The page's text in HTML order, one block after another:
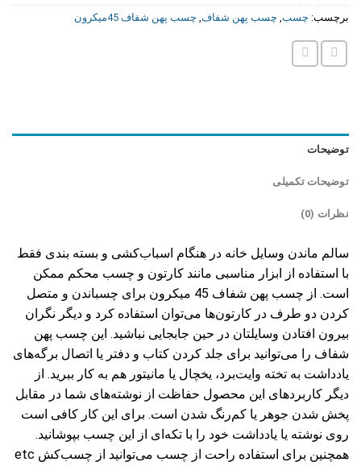
برچسب: چسب, چسب پهن شفاف, چسب پهن شفاف 45میکرون
توضیحات
توضیحات تکمیلی
نظرات (0)
سالم ماندن وسایل خانه در هنگام اسباب‌کشی و بسته بندی فقط
با استفاده از ابزار مناسبی مانند کارتون و چسب محکم ممکن
است. از چسب پهن شفاف 45 میکرون برای چسباندن و متصل
کردن دو طرف در کارتون‌ها می‌توان استفاده کرد و دیگر نگران
بیرون افتادن وسایلتان در حین جابجایی نباشید. این چسب‌ پهن
شفاف را می‌توانید برای جلد کردن کتاب و دفتر یا اتصال برگه‌های
یادداشت به تخته وایت‌برد، یخچال یا مانیتور هم به کار ببرید. از
دیگر کاربردهای این محصول حفاظت از نوشته‌های شما در مقابل
پخش شدن جوهر یا کم‌رنگ شدن است. برای این کار کافی است
روی نوشته یا یادداشت خود را با تکه‌ای از این چسب بپوشانید.
همچنین برای استفاده راحت از چسب می‌توانید از چسب‌کش etc